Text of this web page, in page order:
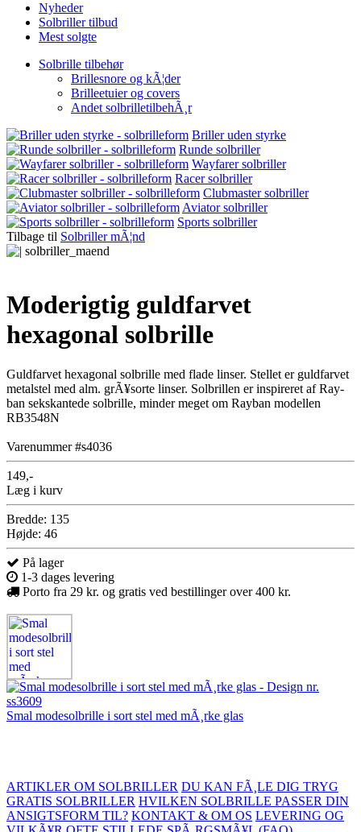
Nyheder
Solbriller tilbud
Mest solgte
Solbrille tilbehør
Brillesnore og kÃ¦der
Brilleetuier og covers
Andet solbrilletilbehÃ¸r
Briller uden styrke
Runde solbriller
Wayfarer solbriller
Racer solbriller
Clubmaster solbriller
Aviator solbriller
Sports solbriller
Tilbage til Solbriller mÃ¦nd
Moderigtig guldfarvet
hexagonal solbrille
Guldfarvet hexagonal solbrille med flade linser. Stellet er guldfarvet
metalstel med alm. grÃ¥sorte linser. Solbrillen er inspireret af Ray-
ban sekskantede solbrille, minder meget om Rayban modellen
RB3548N
Varenummer #s4036
149,-
Læg i kurv
Bredde: 135
Højde: 46
På lager
1-3 dages levering
Porto fra 29 kr. og gratis ved bestillinger over 400 kr.
Smal modesolbrille i sort stel med mÃ¸rke glas
ARTIKLER OM SOLBRILLER DU KAN FÃ¸LE DIG TRYG
GRATIS SOLBRILLER HVILKEN SOLBRILLE PASSER DIN
ANSIGTSFORM TIL? KONTAKT & OM OS LEVERING OG